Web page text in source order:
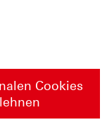
Cookies